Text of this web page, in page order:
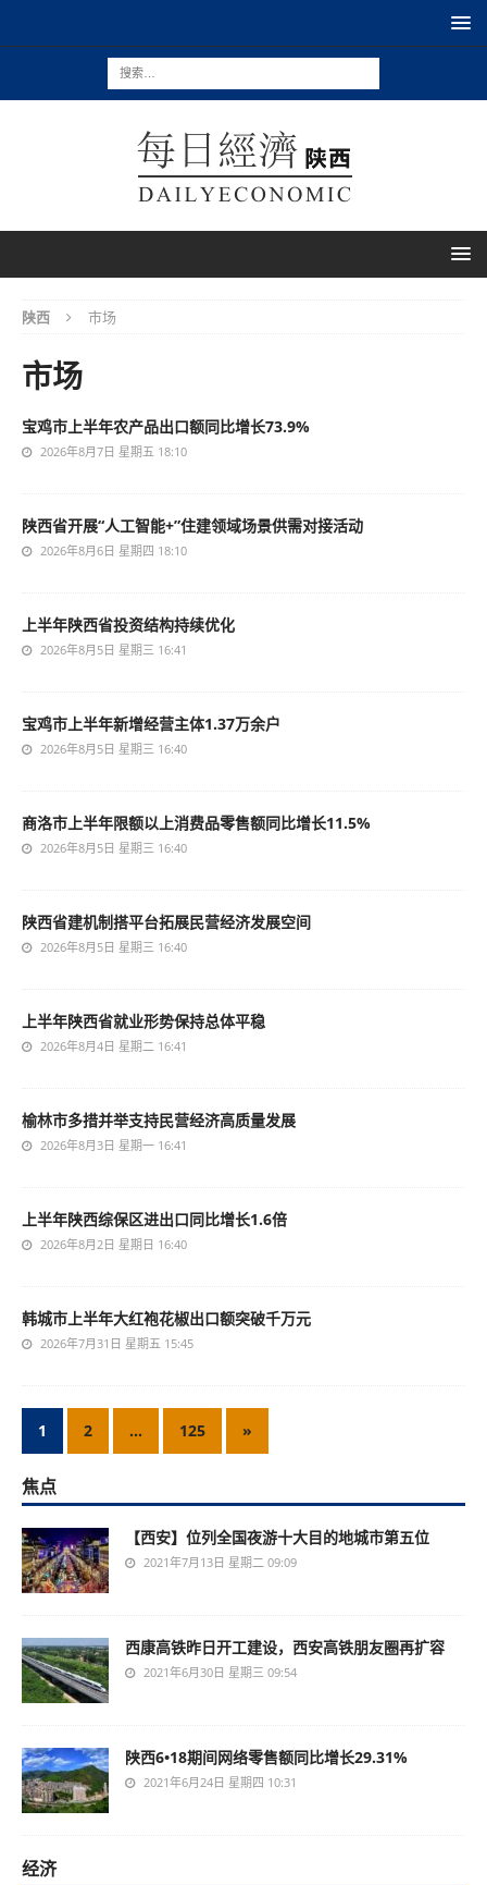
陕西 市场
市场
宝鸡市上半年农产品出口额同比增长73.9%
2026年8月7日 星期五 18:10
陕西省开展“人工智能+”住建领域场景供需对接活动
2026年8月6日 星期四 18:10
上半年陕西省投资结构持续优化
2026年8月5日 星期三 16:41
宝鸡市上半年新增经营主体1.37万余户
2026年8月5日 星期三 16:40
商洛市上半年限额以上消费品零售额同比增长11.5%
2026年8月5日 星期三 16:40
陕西省建机制搭平台拓展民营经济发展空间
2026年8月5日 星期三 16:40
上半年陕西省就业形势保持总体平稳
2026年8月4日 星期二 16:41
榆林市多措并举支持民营经济高质量发展
2026年8月3日 星期一 16:41
上半年陕西综保区进出口同比增长1.6倍
2026年8月2日 星期日 16:40
韩城市上半年大红袍花椒出口额突破千万元
2026年7月31日 星期五 15:45
1 2 … 125 »
焦点
【西安】位列全国夜游十大目的地城市第五位
2021年7月13日 星期二 09:09
西康高铁昨日开工建设，西安高铁朋友圈再扩容
2021年6月30日 星期三 09:54
陕西6•18期间网络零售额同比增长29.31%
2021年6月24日 星期四 10:31
经济